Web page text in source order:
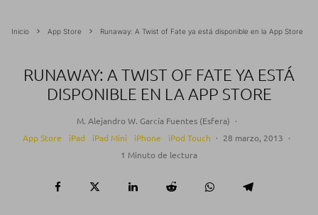
Inicio App Store Runaway: A Twist of Fate ya está disponible en la App Store
RUNAWAY: A TWIST OF FATE YA ESTÁ
DISPONIBLE EN LA APP STORE
M. Alejandro W. García Fuentes (Esfera) ·
App Store
iPad iPad Mini iPhone iPod Touch · 28 marzo, 2013 ·
1 Minuto de lectura